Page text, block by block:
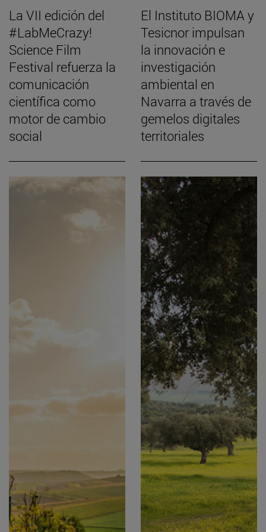
La VII edición del
#LabMeCrazy!
Science Film
Festival refuerza la
comunicación
científica como
motor de cambio
social
El Instituto BIOMA y
Tesicnor impulsan
la innovación e
investigación
ambiental en
Navarra a través de
gemelos digitales
territoriales